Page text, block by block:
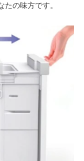
の味方です。